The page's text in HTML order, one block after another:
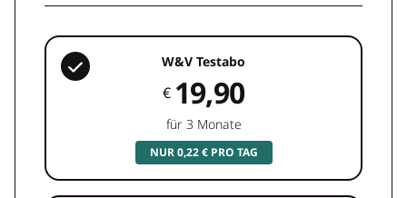
W&V Testabo
€ 19,90
für 3 Monate
NUR 0,22 € PRO TAG